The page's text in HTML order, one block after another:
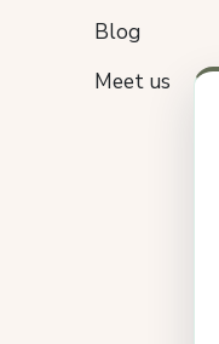
Blog
Meet us